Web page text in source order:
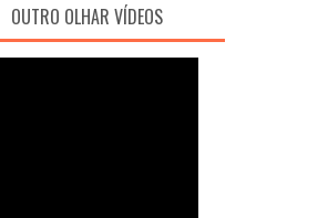
OUTRO OLHAR VÍDEOS